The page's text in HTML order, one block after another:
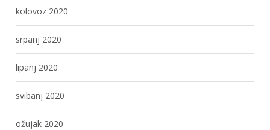
kolovoz 2020
srpanj 2020
lipanj 2020
svibanj 2020
ožujak 2020